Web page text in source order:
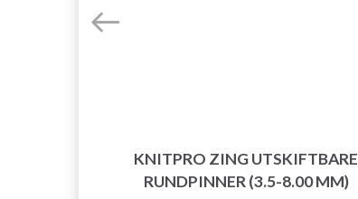
KNITPRO ZING UTSKIFTBARE
RUNDPINNER (3.5-8.00 MM)